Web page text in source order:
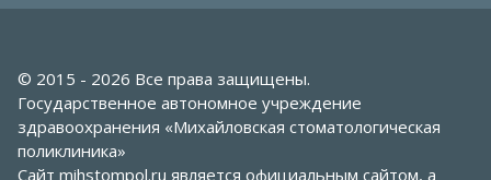
© 2015 - 2026 Все права защищены.
Государственное автономное учреждение
здравоохранения «Михайловская стоматологическая
поликлиника»
Сайт mihstompol.ru является официальным сайтом, а